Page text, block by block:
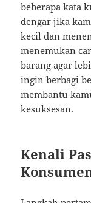
beberapa kata
dengar jika
kecil dan
menemukan
barang agar
ingin berbagi
membantu
kesuksesan.
Kenali